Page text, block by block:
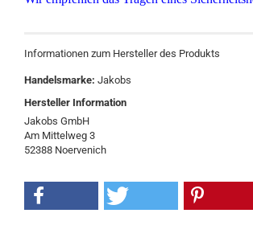
Informationen zum Hersteller des Produkts
Handelsmarke: Jakobs
Hersteller Information
Jakobs GmbH
Am Mittelweg 3
52388 Noervenich